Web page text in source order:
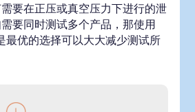
要在正压或真空压力下进行的泄
要同时测试多个产品，那使用
最优的选择可以大大减少测试所